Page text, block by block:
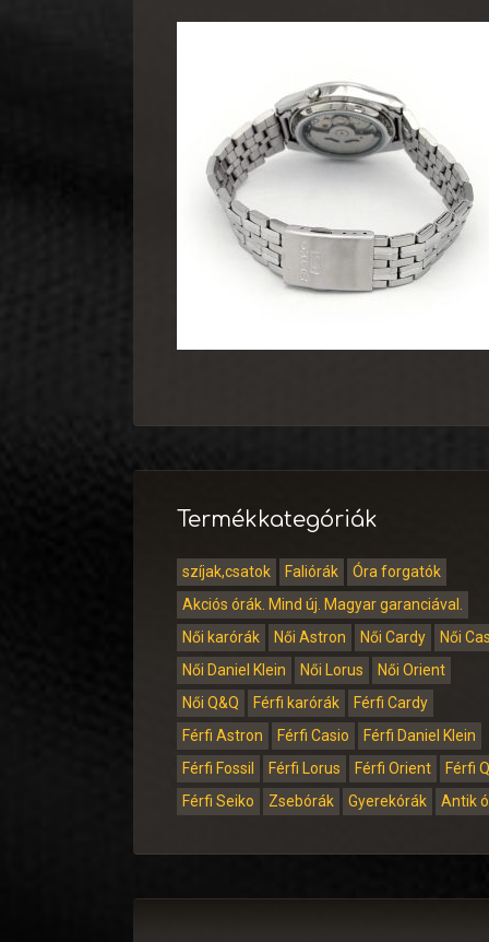
Termékkategóriák
szíjak,csatok Faliórák
Óra forgatók
Akciós órák. Mind új. Magyar garanciával.
Női karórák
Női Astron Női Cardy
Női
Női Daniel Klein
Női Lorus
Női Orient
Női Q&Q
Férfi karórák
Férfi Cardy
Férfi Astron
Férfi Casio
Férfi Daniel Klein
Férfi Fossil
Férfi Lorus Férfi Orient
Férfi
Férfi Seiko
Zsebórák Gyerekórák Antik